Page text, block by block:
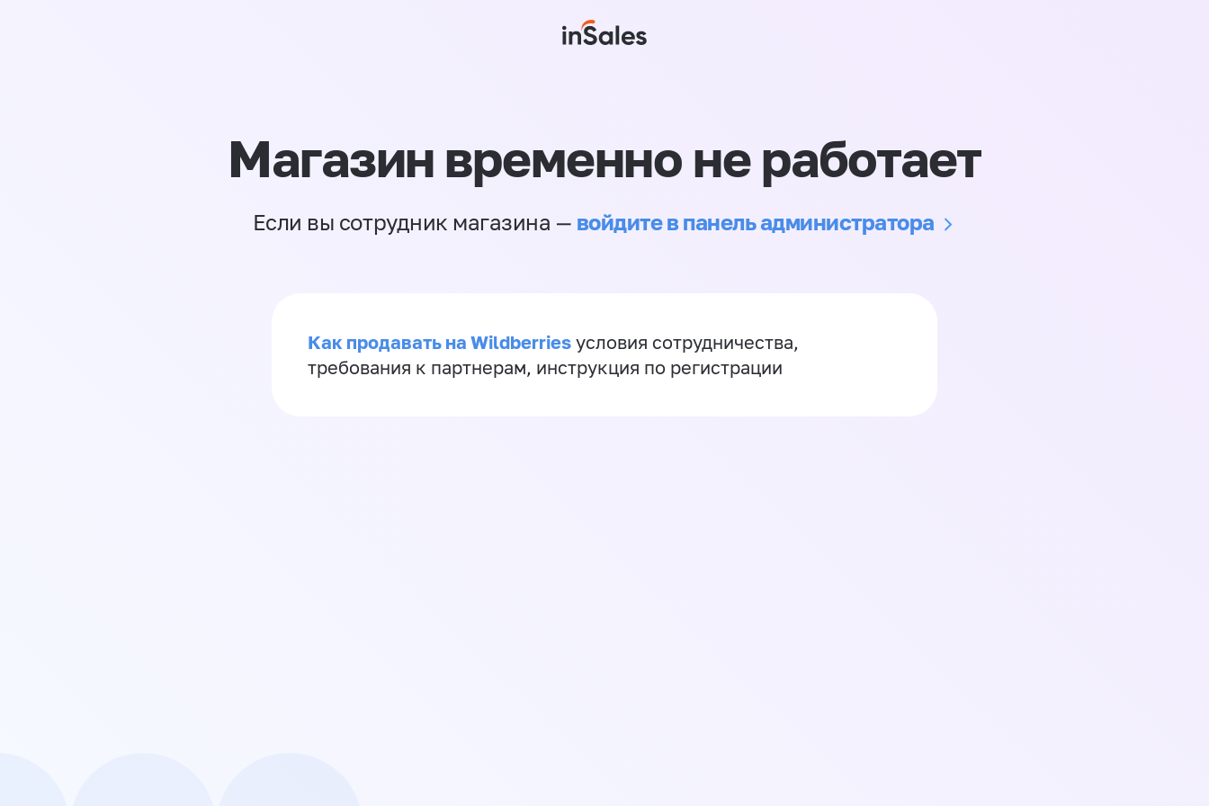
Магазин временно не работает
Если вы сотрудник магазина — войдите в панель администратора
Как продавать на Wildberries условия сотрудничества,
требования к партнерам, инструкция по регистрации